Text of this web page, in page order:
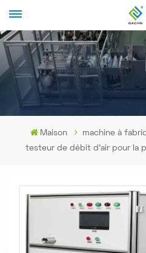
Maison
machine à
testeur de débit d'air pour la